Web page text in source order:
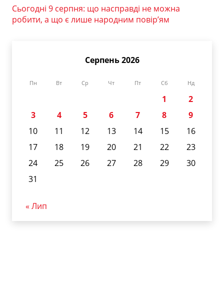
Сьогодні 9 серпня: що насправді не можна
робити, а що є лише народним повір’ям
Серпень 2026
Пн Вт Ср Чт Пт Сб Нд
1
2
3
4 5 6 7 8
9
10
11 12 13 14 15
16
17
18 19 20 21 22
23
24
25 26 27 28 29
30
31
« Лип